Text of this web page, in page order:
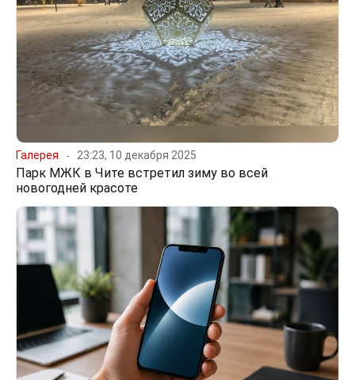
Галерея 23:23, 10 декабря 2025
Парк МЖК в Чите встретил зиму во всей
новогодней красоте